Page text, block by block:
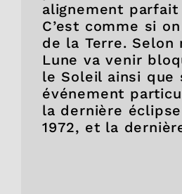
alignement
C’est comme si
de la Terre.
Lune va venir
le Soleil ainsi que
événement
la dernière
1972, et la